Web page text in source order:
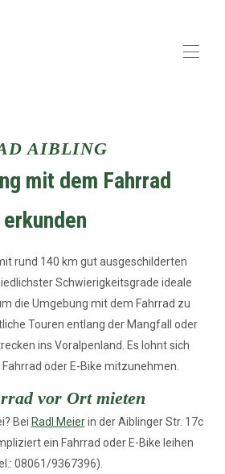
Buchen ▾
Gastgeber
Anreise ▾
▾
AIBLING
mit dem Fahrrad
erkunden
rund 140 km gut ausgeschilderten
Schwierigkeitsgrade ideale
die Umgebung mit dem Fahrrad zu
Touren entlang der Mangfall oder
ins Voralpenland. Es lohnt sich
oder E-Bike mitzunehmen.
vor Ort mieten
Bei Radl Meierin der Aiblinger Str. 17c
ein Fahrrad oder E-Bike leihen
08061/9367396).